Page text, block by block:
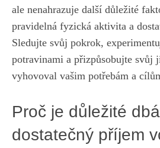
ale nenahrazuje další⁣ důležité
pravidelná‌ fyzická aktivita⁣ a
Sledujte svůj pokrok,
potravinami‌ a přizpůsobujte svůj
vyhovoval vašim potřebám a
Proč je důležité
dostatečný příjem